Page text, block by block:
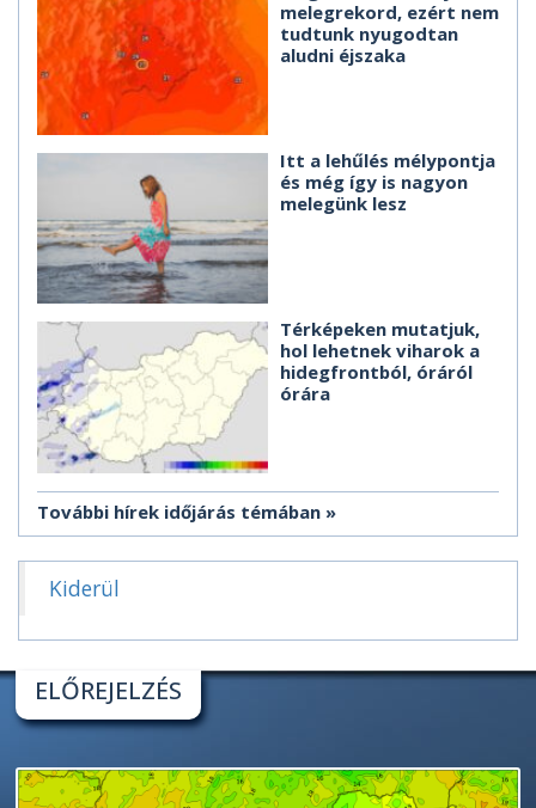
melegrekord, ezért nem
tudtunk nyugodtan
aludni éjszaka
Itt a lehűlés mélypontja
és még így is nagyon
melegünk lesz
Térképeken mutatjuk,
hol lehetnek viharok a
hidegfrontból, óráról
órára
További hírek időjárás témában
Kiderül
ELŐREJELZÉS